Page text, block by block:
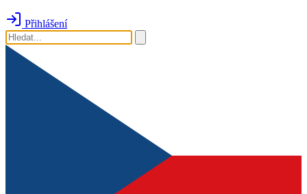
Přihlášení